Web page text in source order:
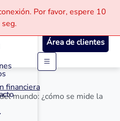
Por favor, espere 10
seg.
Área de clientes
financiera
mundo: ¿cómo se mide la